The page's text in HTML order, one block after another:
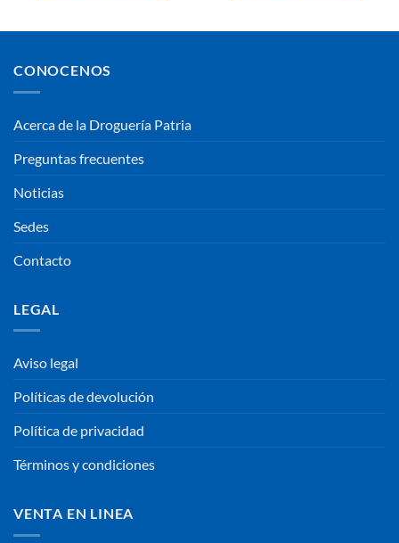
CONOCENOS
Acerca de la Droguería Patria
Preguntas frecuentes
Noticias
Sedes
Contacto
LEGAL
Aviso legal
Políticas de devolución
Política de privacidad
Términos y condiciones
VENTA EN LINEA